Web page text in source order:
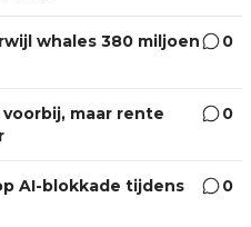
whales 380 miljoen
0
0
AI-blokkade tijdens
0